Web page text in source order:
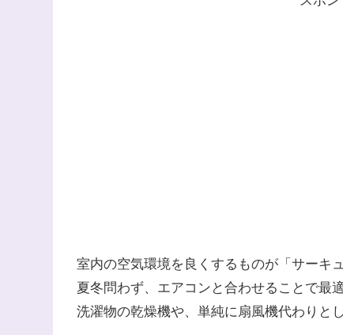
室内の空気環境を良くするものが「サーキ
夏冬問わず、エアコンと合わせることで最
洗濯物の乾燥機や、単純に扇風機代わりと